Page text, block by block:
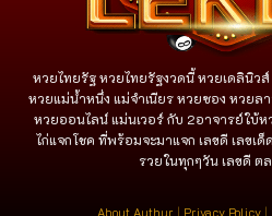
หวยไทยรัฐ หวยไทยรัฐงวดนี้ หวยเดลินิว
หวยแม่น้ำหนึ่ง แม่จําเนียร หวยซอง หวย
หวยออนไลน์ แม่นเวอร์ กับ 2อาจารย์ใบ้
ไก่แจกโชค ที่พร้อมจะมาแจก เลขดี เลขเ
รวยในทุกๆวัน เลขดี ต
About Authur Privacy Policy